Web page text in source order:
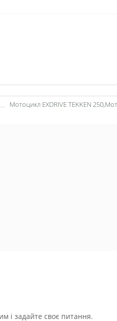
Мотоцикл EXDRIVE TEKKEN
і задайте своє питання.